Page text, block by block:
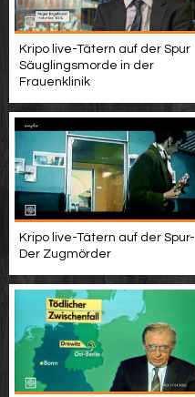
Kripo live-Tätern auf der Spur
Säuglingsmorde in der
Frauenklinik
Kripo live-Tätern auf der Spur-
Der Zugmörder